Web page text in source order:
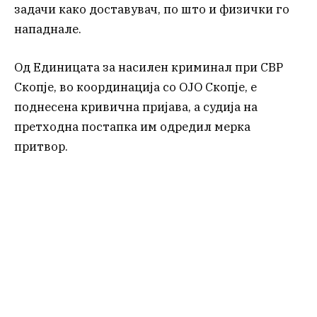
задачи како доставувач, по што и физички го
нападнале.
Од Единицата за насилен криминал при СВР
Скопје, во координација со ОЈО Скопје, е
поднесена кривична пријава, а судија на
претходна постапка им одредил мерка
притвор.